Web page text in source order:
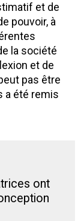
et de
pouvoir, à
la société
et de
pas être
a été remis
ont